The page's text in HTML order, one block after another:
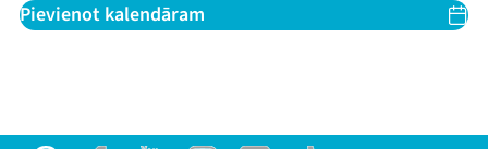
Pievienot kalendāram